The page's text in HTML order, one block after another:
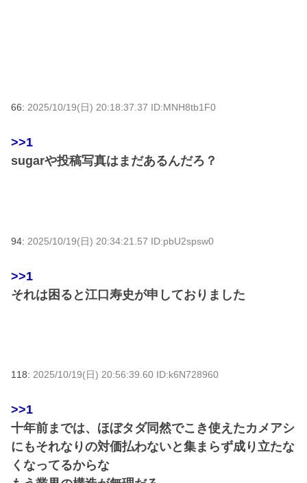
66: 2025/10/19(日) 20:18:37.37 ID:MNH8tb1F0
>>1
sugarや投稿写真はまだあるんだろ？
94: 2025/10/19(日) 20:34:21.57 ID:pbU2spsw0
>>1
それは困ると江口寿史が申しておりました
118: 2025/10/19(日) 20:56:39.60 ID:k6N728960
>>1
十年前までは、ほぼタダ同然でこき使えたカメアシ
にもそれなりの対価払わないと集まらず成り立たな
くなってるからな